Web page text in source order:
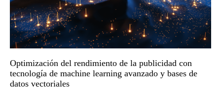
Optimización del rendimiento de la publicidad con
tecnología de machine learning avanzado y bases de
datos vectoriales